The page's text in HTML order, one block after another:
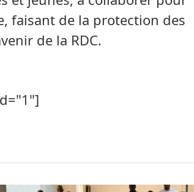
faisant de la protection des
de la RDC.